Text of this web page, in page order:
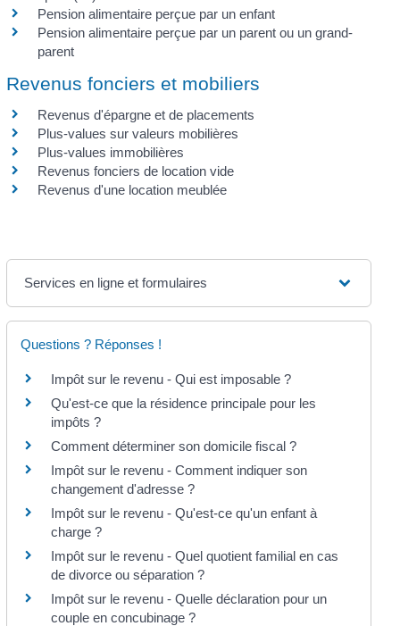
Pension alimentaire perçue par un enfant
Pension alimentaire perçue par un parent ou un grand-
parent
Revenus fonciers et mobiliers
Revenus d'épargne et de placements
Plus-values sur valeurs mobilières
Plus-values immobilières
Revenus fonciers de location vide
Revenus d'une location meublée
Services en ligne et formulaires
Questions ? Réponses !
Impôt sur le revenu - Qui est imposable ?
Qu'est-ce que la résidence principale pour les
impôts ?
Comment déterminer son domicile fiscal ?
Impôt sur le revenu - Comment indiquer son
changement d'adresse ?
Impôt sur le revenu - Qu'est-ce qu'un enfant à
charge ?
Impôt sur le revenu - Quel quotient familial en cas
de divorce ou séparation ?
Impôt sur le revenu - Quelle déclaration pour un
couple en concubinage ?